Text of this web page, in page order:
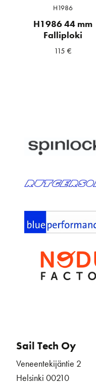
H1986
H1986 44 mm
Falliploki
115 €
Sail Tech Oy
Veneentekijäntie 2
Helsinki 00210